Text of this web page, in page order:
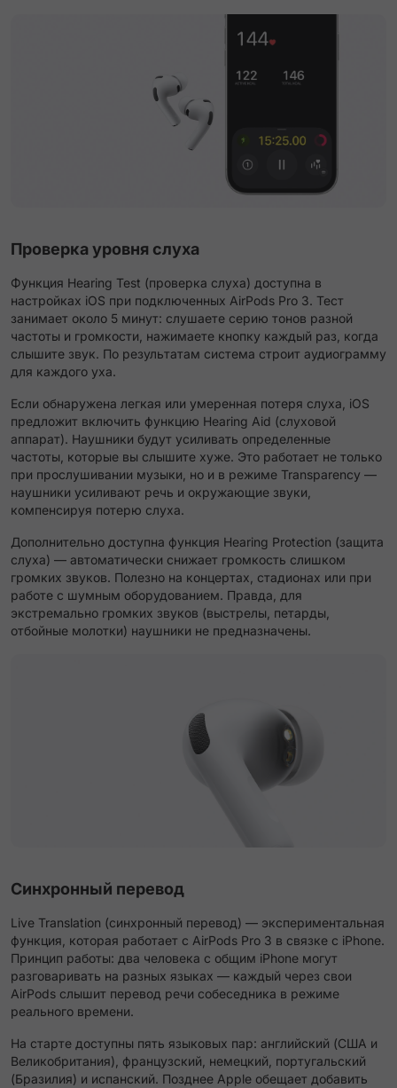
Проверка уровня слуха
Функция Hearing Test (проверка слуха) доступна в
настройках iOS при подключенных AirPods Pro 3. Тест
занимает около 5 минут: слушаете серию тонов разной
частоты и громкости, нажимаете кнопку каждый раз, когда
слышите звук. По результатам система строит аудиограмму
для каждого уха.
Если обнаружена легкая или умеренная потеря слуха, iOS
предложит включить функцию Hearing Aid (слуховой
аппарат). Наушники будут усиливать определенные
частоты, которые вы слышите хуже. Это работает не только
при прослушивании музыки, но и в режиме Transparency —
наушники усиливают речь и окружающие звуки,
компенсируя потерю слуха.
Дополнительно доступна функция Hearing Protection (защита
слуха) — автоматически снижает громкость слишком
громких звуков. Полезно на концертах, стадионах или при
работе с шумным оборудованием. Правда, для
экстремально громких звуков (выстрелы, петарды,
отбойные молотки) наушники не предназначены.
Синхронный перевод
Live Translation (синхронный перевод) — экспериментальная
функция, которая работает с AirPods Pro 3 в связке с iPhone.
Принцип работы: два человека с общим iPhone могут
разговаривать на разных языках — каждый через свои
AirPods слышит перевод речи собеседника в режиме
реального времени.
На старте доступны пять языковых пар: английский (США и
Великобритания), французский, немецкий, португальский
(Бразилия) и испанский. Позднее Apple обещает добавить